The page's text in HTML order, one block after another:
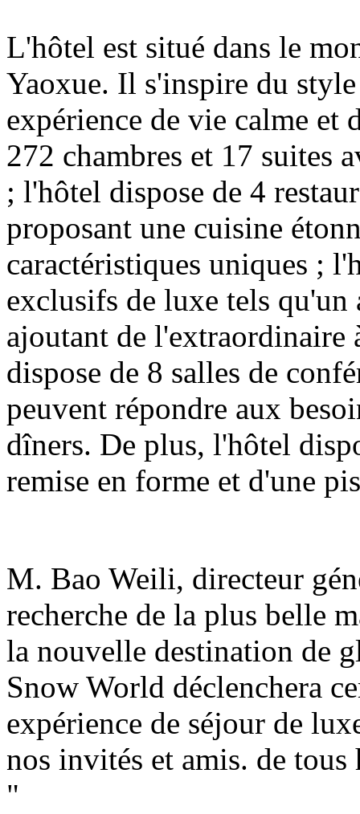
L'hôtel est situé dans le
Yaoxue. Il s'inspire du
expérience de vie calme et
272 chambres et 17 suites
; l'hôtel dispose de 4
proposant une cuisine
caractéristiques uniques ;
exclusifs de luxe tels qu'un
ajoutant de l'extraordinaire
dispose de 8 salles de
peuvent répondre aux
dîners. De plus, l'hôtel
remise en forme et d'une
M. Bao Weili, directeur
recherche de la plus belle
la nouvelle destination de
Snow World déclenchera
expérience de séjour de
nos invités et amis. de
"